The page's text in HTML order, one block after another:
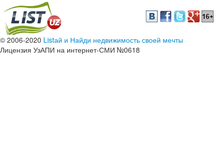
© 2006-2020 Listай и Найди недвижимость своей мечты
Лицензия УзАПИ на интернет-СМИ №0618